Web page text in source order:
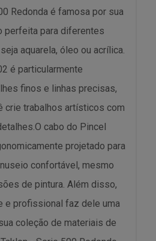
Redonda é famosa por sua
perfeita para diferentes
aquarela, óleo ou acrílica.
é particularmente
finos e linhas precisas,
crie trabalhos artísticos com
cabo do Pincel
projetado para
confortável, mesmo
de pintura. Além disso,
e profissional faz dele uma
coleção de materiais de